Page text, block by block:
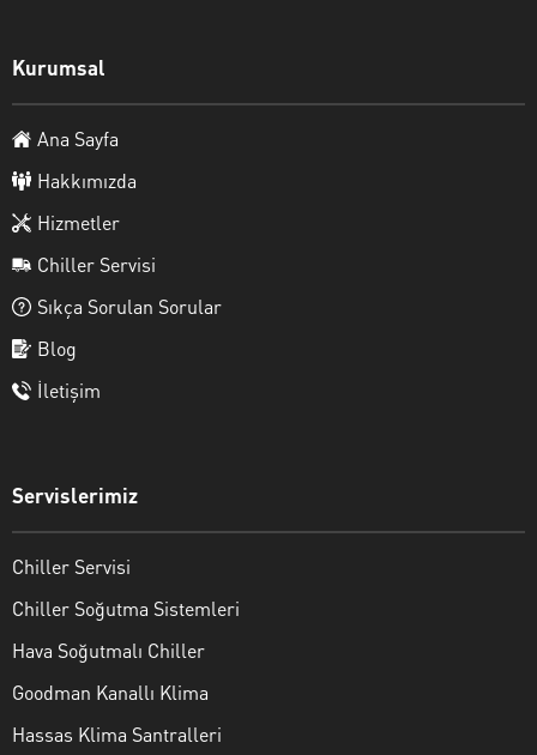
Kurumsal
Ana Sayfa
Hakkımızda
Hizmetler
Chiller Servisi
Sıkça Sorulan Sorular
Blog
İletişim
Servislerimiz
Chiller Servisi
Chiller Soğutma Sistemleri
Hava Soğutmalı Chiller
Goodman Kanallı Klima
Hassas Klima Santralleri